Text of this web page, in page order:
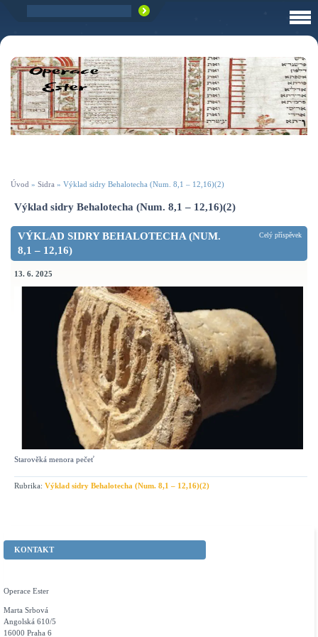
Úvod » Sidra » Výklad sidry Behalotecha (Num. 8,1 – 12,16)(2)
Výklad sidry Behalotecha (Num. 8,1 – 12,16)(2)
VÝKLAD SIDRY BEHALOTECHA (NUM.
8,1 – 12,16)
13. 6. 2025
Starověká menora pečeť
Celý příspěvek
Rubrika: Výklad sidry Behalotecha (Num. 8,1 – 12,16)(2)
KONTAKT
Operace Ester
Marta Srbová
Angolská 610/5
16000 Praha 6